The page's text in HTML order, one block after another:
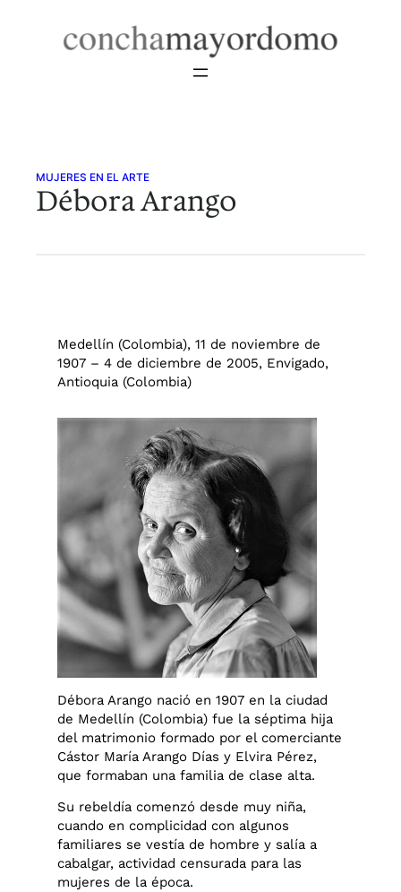
MUJERES EN EL ARTE
Débora Arango
Medellín (Colombia), 11 de noviembre de
1907 – 4 de diciembre de 2005, Envigado,
Antioquia (Colombia)
Débora Arango nació en 1907 en la ciudad
de Medellín (Colombia) fue la séptima hija
del matrimonio formado por el comerciante
Cástor María Arango Días y Elvira Pérez,
que formaban una familia de clase alta.
Su rebeldía comenzó desde muy niña,
cuando en complicidad con algunos
familiares se vestía de hombre y salía a
cabalgar, actividad censurada para las
mujeres de la época.